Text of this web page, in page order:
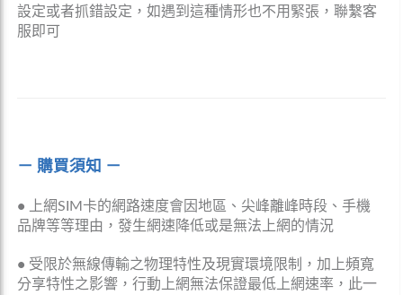
設定或者抓錯設定，如遇到這種情形也不用緊張，聯繫客
服即可
－ 購買須知 －
•
上網SIM卡的網路速度會因地區、尖峰離峰時段、手機
品牌等等理由，發生網速降低或是無法上網的情況
• 受限於無線傳輸之物理特性及現實環境限制，加上頻寬
分享特性之影響，行動上網無法保證最低上網速率，此一